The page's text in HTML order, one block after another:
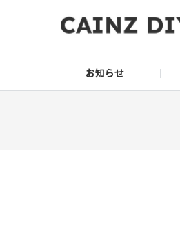
お知らせ